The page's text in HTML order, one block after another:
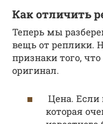
Как отличить
Теперь мы
вещь от реплики.
признаки того,
оригинал.
Цена. Если
которая